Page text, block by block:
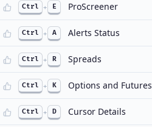
Ctrl + E ProScreener
Ctrl + A Alerts Status
Ctrl + R Spreads
Ctrl + K Options and Futures
Ctrl + D Cursor Details